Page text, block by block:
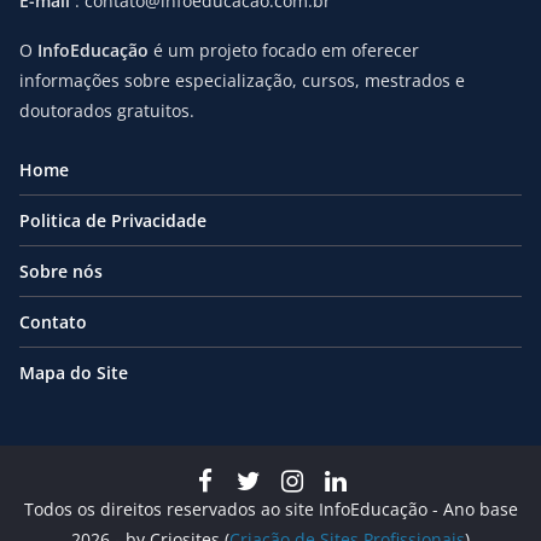
O InfoEducação é um projeto focado em oferecer
informações sobre especialização, cursos, mestrados e
doutorados gratuitos.
Home
Politica de Privacidade
Sobre nós
Contato
Mapa do Site
Todos os direitos reservados ao site InfoEducação - Ano base